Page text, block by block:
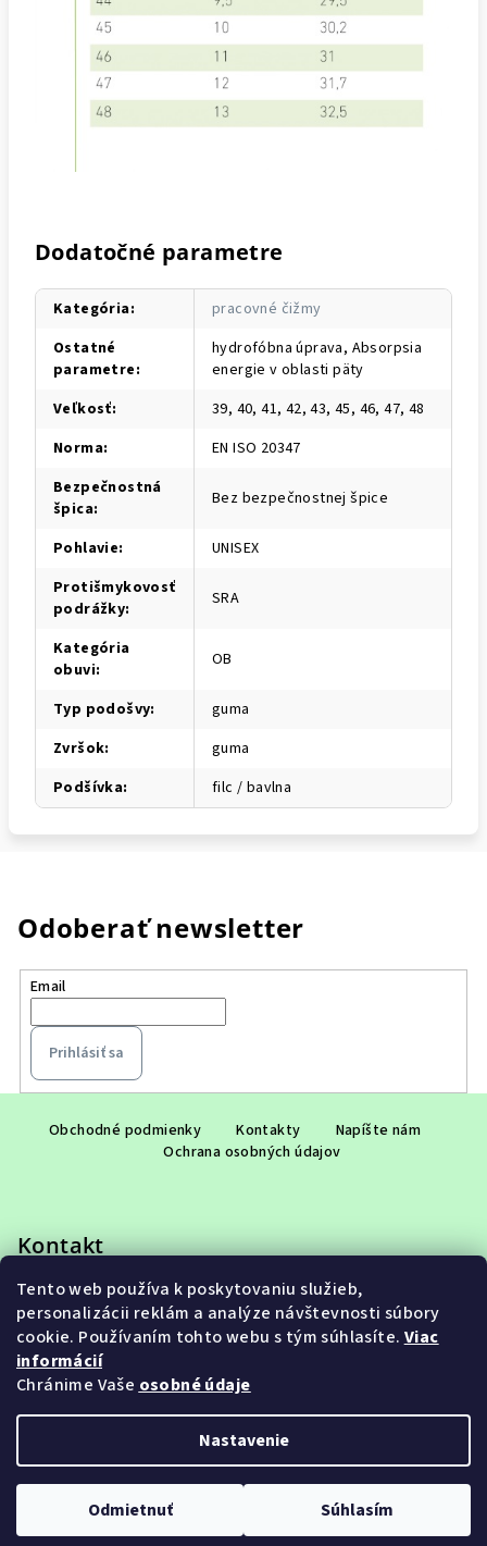
Tento web používa k poskytovaniu služieb,
personalizácii reklám a analýze návštevnosti súbory
cookie. Používaním tohto webu s tým súhlasíte. Viac
informácií
Chránime Vaše osobné údaje
Nastavenie
Odmietnuť Súhlasím
Dodatočné parametre
Kategória:
pracovné čižmy
Ostatné
parametre:
hydrofóbna úprava, Absorpsia
energie v oblasti päty
Veľkosť:
39, 40, 41, 42, 43, 45, 46, 47, 48
Norma:
EN ISO 20347
Bezpečnostná
špica: Bez bezpečnostnej špice
Pohlavie:
UNISEX
Protišmykovosť
podrážky: SRA
Kategória
obuvi: OB
Typ podošvy:
guma
Zvršok:
guma
Podšívka: filc / bavlna
Odoberať newsletter
Email
Prihlásiť sa
i
Obchodné podmienky Kontakty
Napíšte nám
Ochrana osobných údajov
Kontakt
eshop@adet.sk
+421 948 953 910
Upraviť nastavenie cookies
Vytvoril Shoptet